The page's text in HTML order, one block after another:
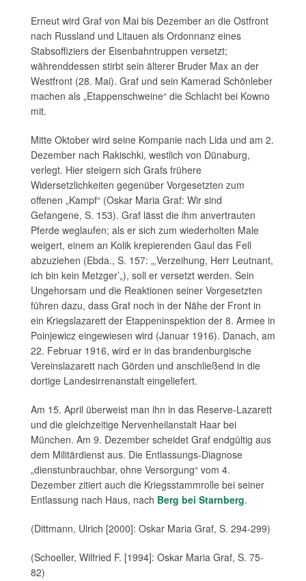
Erneut wird Graf von Mai bis Dezember an die Ostfront
nach Russland und Litauen als Ordonnanz eines
Stabsoffiziers der Eisenbahntruppen versetzt;
währenddessen stirbt sein älterer Bruder Max an der
Westfront (28. Mai). Graf und sein Kamerad Schönleber
machen als „Etappenschweine“ die Schlacht bei Kowno
mit.
Mitte Oktober wird seine Kompanie nach Lida und am 2.
Dezember nach Rakischki, westlich von Dünaburg,
verlegt. Hier steigern sich Grafs frühere
Widersetzlichkeiten gegenüber Vorgesetzten zum
offenen „Kampf“ (Oskar Maria Graf: Wir sind
Gefangene, S. 153). Graf lässt die ihm anvertrauten
Pferde weglaufen; als er sich zum wiederholten Male
weigert, einem an Kolik krepierenden Gaul das Fell
abzuziehen (Ebda., S. 157: „‚Verzeihung, Herr Leutnant,
ich bin kein Metzger’„), soll er versetzt werden. Sein
Ungehorsam und die Reaktionen seiner Vorgesetzten
führen dazu, dass Graf noch in der Nähe der Front in
ein Kriegslazarett der Etappeninspektion der 8. Armee in
Poinjewicz eingewiesen wird (Januar 1916). Danach, am
22. Februar 1916, wird er in das brandenburgische
Vereinslazarett nach Görden und anschließend in die
dortige Landesirrenanstalt eingeliefert.
Am 15. April überweist man ihn in das Reserve-Lazarett
und die gleichzeitige Nervenheilanstalt Haar bei
München. Am 9. Dezember scheidet Graf endgültig aus
dem Militärdienst aus. Die Entlassungs-Diagnose
„dienstunbrauchbar, ohne Versorgung“ vom 4.
Dezember zitiert auch die Kriegsstammrolle bei seiner
Entlassung nach Haus, nach Berg bei Starnberg.
(Dittmann, Ulrich [2000]: Oskar Maria Graf, S. 294-299)
(Schoeller, Wilfried F. [1994]: Oskar Maria Graf, S. 75-
82)